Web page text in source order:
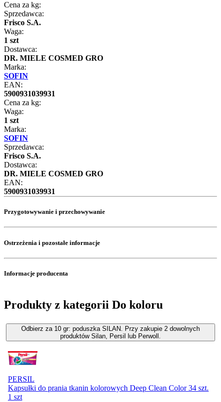
Cena za kg:
Sprzedawca:
Frisco S.A.
Waga:
1 szt
Dostawca:
DR. MIELE COSMED GRO
Marka:
SOFIN
EAN:
5900931039931
Cena za kg:
Waga:
1 szt
Marka:
SOFIN
Sprzedawca:
Frisco S.A.
Dostawca:
DR. MIELE COSMED GRO
EAN:
5900931039931
Przygotowywanie i przechowywanie
Ostrzeżenia i pozostałe informacje
Informacje producenta
Produkty z kategorii Do koloru
Odbierz za 10 gr: poduszka SILAN. Przy zakupie 2 dowolnych
produktów Silan, Persil lub Perwoll.
PERSIL
Kapsułki do prania tkanin kolorowych Deep Clean Color 34 szt.
1 szt